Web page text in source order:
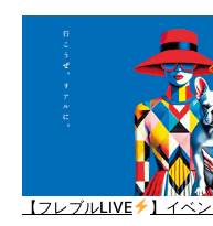
【フレブルLIVE 】イベ